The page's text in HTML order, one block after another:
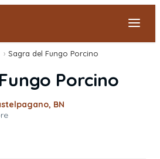
› Sagra del Fungo Porcino
Porcino
BN